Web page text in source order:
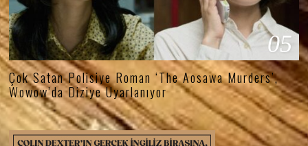
05
Çok Satan Polisiye Roman ‘The Aosawa Murders’,
Wowow’da Diziye Uyarlanıyor